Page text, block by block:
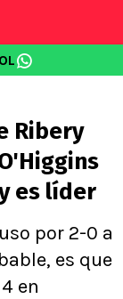
Ribery
es líder
por 2-0 a
es que
en